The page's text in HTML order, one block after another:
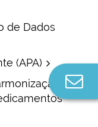
de Dados
(APA)